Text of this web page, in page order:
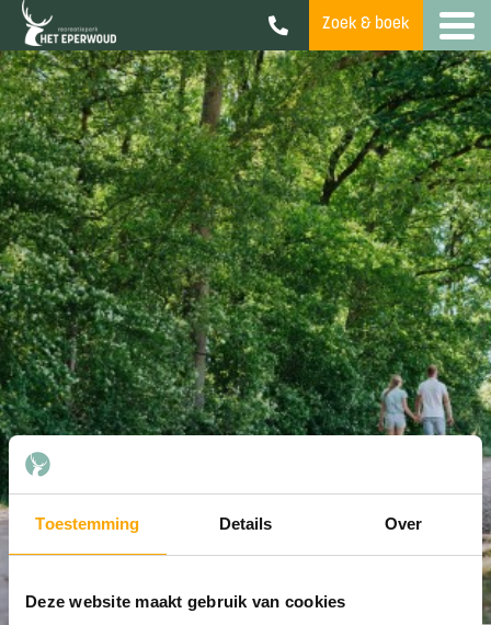
Toestemming Details Over
Deze website maakt gebruik van cookies
Zoek & boek